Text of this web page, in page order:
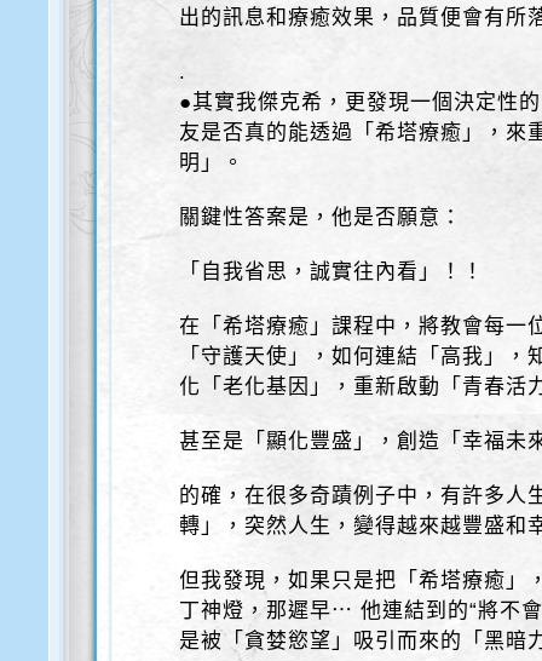
出的訊息和療癒效果，品質便會有所
.
●其實我傑克希，更發現一個決定性
友是否真的能透過「希塔療癒」，來
明」。
關鍵性答案是，他是否願意：
「自我省思，誠實往內看」！！
在「希塔療癒」課程中，將教會每一
「守護天使」，如何連結「高我」
化「老化基因」，重新啟動「青春
甚至是「顯化豐盛」，創造「幸福未
的確，在很多奇蹟例子中，有許多人
轉」，突然人生，變得越來越豐盛和
但我發現，如果只是把「希塔療癒」
丁神燈，那遲早⋯ 他連結到的“將不
是被「貪婪慾望」吸引而來的「黑暗